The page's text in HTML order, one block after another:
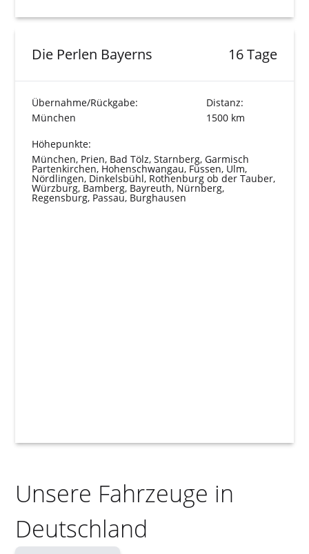
Die Perlen Bayerns 16 Tage
Übernahme/Rückgabe:
München
Distanz:
1500 km
Höhepunkte:
München, Prien, Bad Tölz, Starnberg, Garmisch
Partenkirchen, Hohenschwangau, Füssen, Ulm,
Nördlingen, Dinkelsbühl, Rothenburg ob der Tauber,
Würzburg, Bamberg, Bayreuth, Nürnberg,
Regensburg, Passau, Burghausen
Unsere Fahrzeuge in
Deutschland